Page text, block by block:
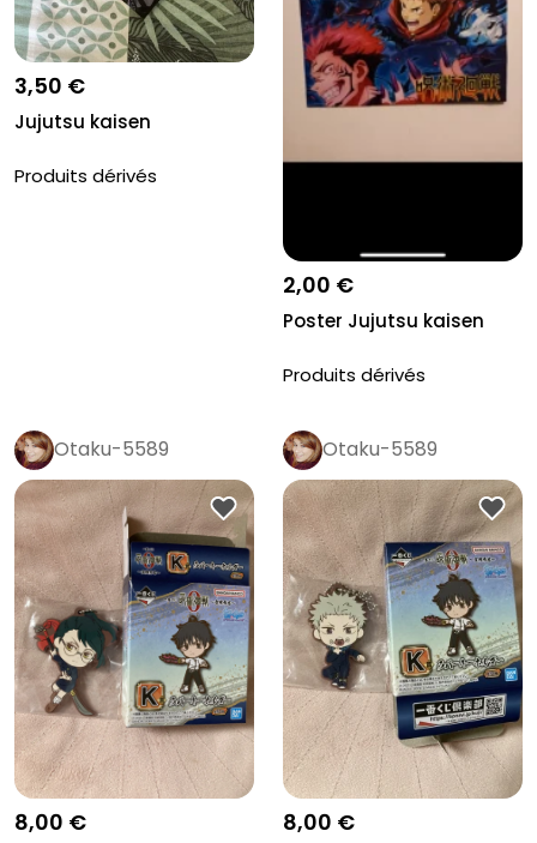
3,50 €
Jujutsu kaisen
Produits dérivés
2,00 €
Poster Jujutsu kaisen
Produits dérivés
Otaku-5589
8,00 €
Otaku-5589
8,00 €